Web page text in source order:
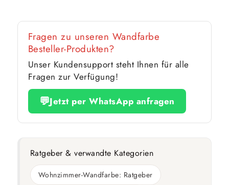
Fragen zu unseren Wandfarbe
Besteller-Produkten?
Unser Kundensupport steht Ihnen für alle
Fragen zur Verfügung!
💬Jetzt per WhatsApp anfragen
Ratgeber & verwandte Kategorien
Wohnzimmer-Wandfarbe: Ratgeber